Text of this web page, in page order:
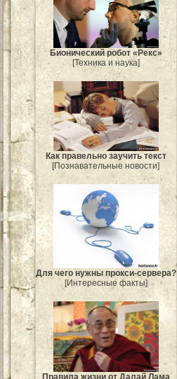
Бионический робот «Рекс»
[Техника и наука]
Как правельно заучить текст
[Познавательные новости]
Для чего нужны прокси-сервера?
[Интересные факты]